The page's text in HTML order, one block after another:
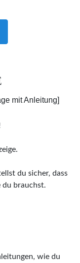
mit Anleitung]
du sicher, dass
du brauchst.
wie du